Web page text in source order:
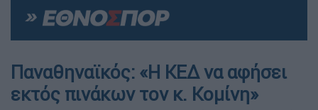
Παναθηναϊκός: «Η ΚΕΔ να αφήσει
εκτός πινάκων τον κ. Κομίνη»